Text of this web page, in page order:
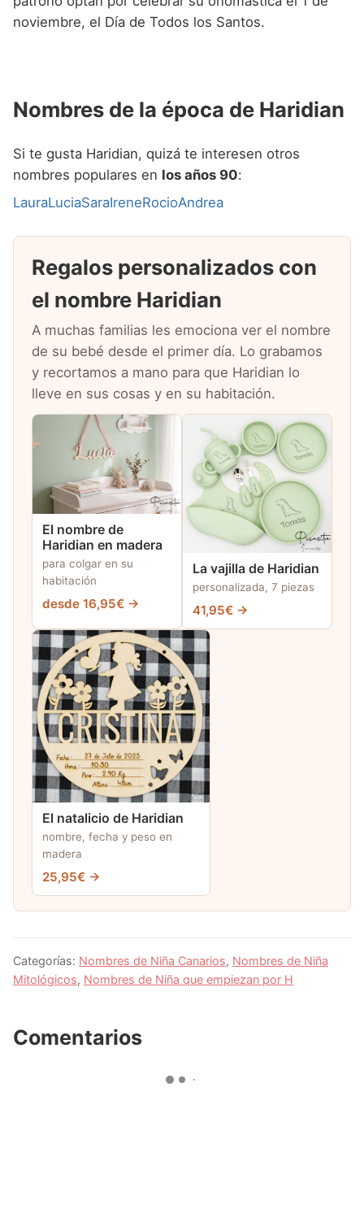
noviembre, el Día de Todos los Santos.
Nombres de la época de Haridian
Si te gusta Haridian, quizá te interesen otros
nombres populares en los años 90:
LauraLuciaSaraIreneRocioAndrea
Regalos personalizados con
el nombre Haridian
A muchas familias les emociona ver el nombre
de su bebé desde el primer día. Lo grabamos
y recortamos a mano para que Haridian lo
lleve en sus cosas y en su habitación.
El nombre de
Haridian en madera
para colgar en su
habitación
desde 16,95€ →
La vajilla de Haridian
personalizada, 7 piezas
41,95€ →
El natalicio de Haridian
nombre, fecha y peso en
madera
25,95€ →
Categorías: Nombres de Niña Canarios, Nombres de Niña
Mitológicos, Nombres de Niña que empiezan por H
Comentarios